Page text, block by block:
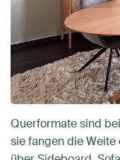
Querformate sind
sie fangen die